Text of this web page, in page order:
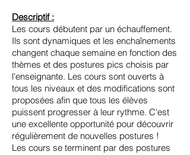
Descriptif :
Les cours débutent par un échauffement.
Ils sont dynamiques et les enchaînements
changent chaque semaine en fonction des
thèmes et des postures pics choisis par
l'enseignante. Les cours sont ouverts à
tous les niveaux et des modifications sont
proposées afin que tous les élèves
puissent progresser à leur rythme. C'est
une excellente opportunité pour découvrir
régulièrement de nouvelles postures !
Les cours se terminent par des postures